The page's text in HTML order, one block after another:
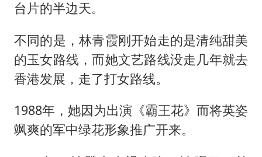
台片的半边天。
不同的是，林青霞刚开始走的是清纯甜美
的玉女路线，而她文艺路线没走几年就去
香港发展，走了打女路线。
1988年，她因为出演《霸王花》而将英姿
飒爽的军中绿花形象推广开来。